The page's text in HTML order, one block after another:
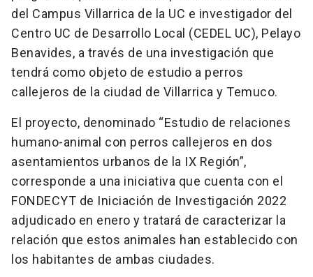
del Campus Villarrica de la UC e investigador del
Centro UC de Desarrollo Local (CEDEL UC), Pelayo
Benavides, a través de una investigación que
tendrá como objeto de estudio a perros
callejeros de la ciudad de Villarrica y Temuco.
El proyecto, denominado “Estudio de relaciones
humano-animal con perros callejeros en dos
asentamientos urbanos de la IX Región”,
corresponde a una iniciativa que cuenta con el
FONDECYT de Iniciación de Investigación 2022
adjudicado en enero y tratará de caracterizar la
relación que estos animales han establecido con
los habitantes de ambas ciudades.